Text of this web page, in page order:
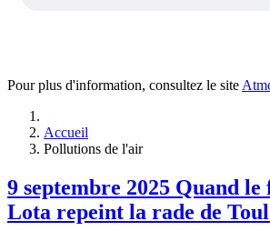
Pour plus d'information, consultez le site
Accueil
Pollutions de l'air
9 septembre 2025 Quand
Lota repeint la rade de